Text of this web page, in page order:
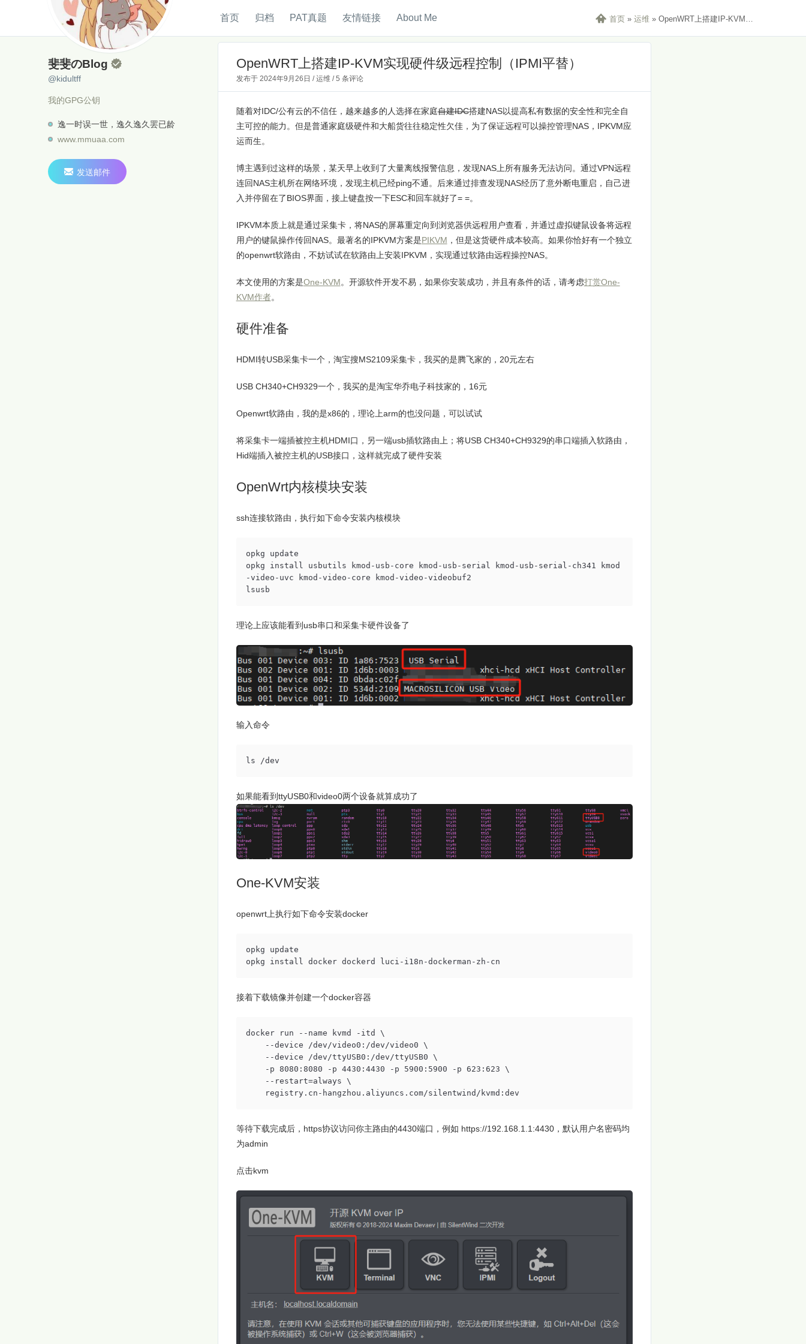
斐斐のBlog
@kidultff
首页 归档 PAT真题 友情链接 About Me  首页 »运维 »OpenWRT上搭建IP-KVM实现硬件级远程控制（IPMI平替）
斐斐のBlog 
@kidultff
我的GPG公钥
逸一时误一世，逸久逸久罢已龄
www.mmuaa.com
 发送邮件
OpenWRT上搭建IP-KVM实现硬件级远程控制（IPMI平替）
发布于 2024年9月26日 /运维/5 条评论
随着对IDC/公有云的不信任，越来越多的人选择在家庭自建IDC搭建NAS以提高私有数据的安全性和完全自
主可控的能力。但是普通家庭级硬件和大船货往往稳定性欠佳，为了保证远程可以操控管理NAS，IPKVM应
运而生。
博主遇到过这样的场景，某天早上收到了大量离线报警信息，发现NAS上所有服务无法访问。通过VPN远程
连回NAS主机所在网络环境，发现主机已经ping不通。后来通过排查发现NAS经历了意外断电重启，自己进
入并停留在了BIOS界面，接上键盘按一下ESC和回车就好了= =。
IPKVM本质上就是通过采集卡，将NAS的屏幕重定向到浏览器供远程用户查看，并通过虚拟键鼠设备将远程
用户的键鼠操作传回NAS。最著名的IPKVM方案是PIKVM ，但是这货硬件成本较高。如果你恰好有一个独立
的openwrt软路由，不妨试试在软路由上安装IPKVM，实现通过软路由远程操控NAS。
本文使用的方案是One-KVM。开源软件开发不易，如果你安装成功，并且有条件的话，请考虑打赏One-
KVM作者。
硬件准备
HDMI转USB采集卡一个，淘宝搜MS2109采集卡，我买的是腾飞家的，20元左右
USB CH340+CH9329一个，我买的是淘宝华乔电子科技家的，16元
Openwrt软路由，我的是x86的，理论上arm的也没问题，可以试试
将采集卡一端插被控主机HDMI口，另一端usb插软路由上；将USB CH340+CH9329的串口端插入软路由，
Hid端插入被控主机的USB接口，这样就完成了硬件安装
OpenWrt内核模块安装
ssh连接软路由，执行如下命令安装内核模块
opkg update
opkg install usbutils kmod-usb-core kmod-usb-serial kmod-usb-serial-ch341 kmod
-video-uvc kmod-video-core kmod-video-videobuf2
lsusb
理论上应该能看到usb串口和采集卡硬件设备了
输入命令
ls /dev
如果能看到ttyUSB0和video0两个设备就算成功了
One-KVM安装
openwrt上执行如下命令安装docker
opkg update
opkg install docker dockerd luci-i18n-dockerman-zh-cn
接着下载镜像并创建一个docker容器
docker run --name kvmd -itd \
--device /dev/video0:/dev/video0 \
--device /dev/ttyUSB0:/dev/ttyUSB0 \
-p 8080:8080 -p 4430:4430 -p 5900:5900 -p 623:623 \
--restart=always \
registry.cn-hangzhou.aliyuncs.com/silentwind/kvmd:dev
等待下载完成后，https协议访问你主路由的4430端口，例如 https://192.168.1.1:4430，默认用户名密码均
为admin
点击kvm